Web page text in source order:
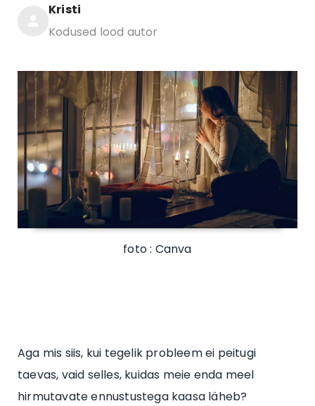
Kristi
Kodused lood autor
foto : Canva
Aga mis siis, kui tegelik probleem ei peitugi
taevas, vaid selles, kuidas meie enda meel
hirmutavate ennustustega kaasa läheb?